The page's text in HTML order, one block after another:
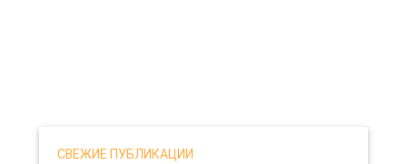
СВЕЖИЕ ПУБЛИКАЦИИ